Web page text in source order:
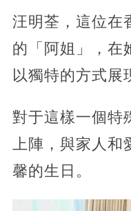
汪明荃，這位在
的「阿姐」，在
以獨特的方式展
對于這樣一個特
上陣，與家人和
馨的生日。